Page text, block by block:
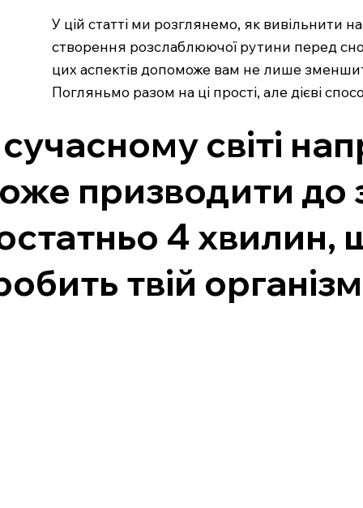
У цій статті ми розглянемо, як вивільнити
створення розслаблюючої рутини перед
цих аспектів допоможе вам не лише
Погляньмо разом на ці прості, але дієві
світі
призводити до
4 хвилин,
твій